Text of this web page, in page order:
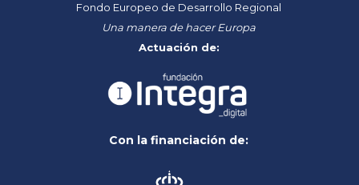
Fondo Europeo de Desarrollo Regional
Una manera de hacer Europa
Actuación de:
Con la financiación de: